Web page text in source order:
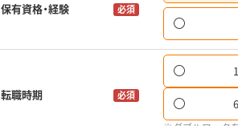
保有資格・経験 必須
転職時期 必須